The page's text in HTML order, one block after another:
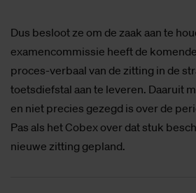
Dus besloot ze om de zaak aan te
examencommissie heeft de
proces-verbaal van de zitting in de
toetsdiefstal aan te leveren. Daaruit
en niet precies gezegd is over de
Pas als het Cobex over dat stuk
nieuwe zitting gepland.